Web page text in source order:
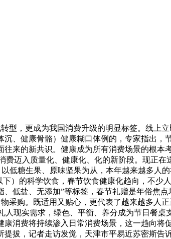
，更成为我国消费升级的明显标签。线上
、健康骨骼）健康糊口体例的，专家指出，
来的新共识。健康成为所有消费场景的根本
费迈入质量化、健康化、化的新阶段。现正在
低糖生果、原味坚果为从，本年越来越多人
）的科学饮食，春节饮食健康化趋向，不少
低盐、无添加”等标签，春节礼赠是年俗焦
采购。既适用又贴心，更代表了越来越多人正
现实需求，绿色、平衡、养分成为节日餐桌
消费将持续渗入日常消费场景，这一趋向将
拔，记者走访发觉，天津市平易近苏密斯告